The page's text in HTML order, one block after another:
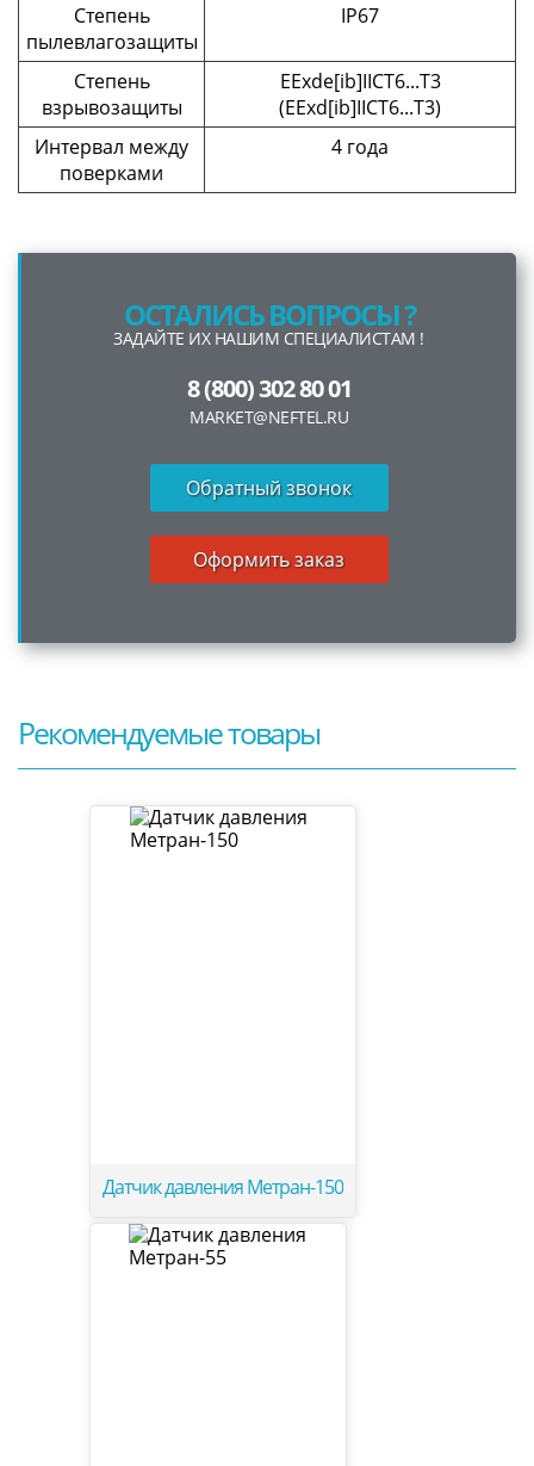
Степень
пылевлагозащиты
IP67
Степень
взрывозащиты
EExde[ib]IICT6...T3
(EExd[ib]IICT6...T3)
Интервал между
поверками
4 года
ОСТАЛИСЬ ВОПРОСЫ ?
ЗАДАЙТЕ ИХ НАШИМ СПЕЦИАЛИСТАМ !
8 (800) 302 80 01
MARKET@NEFTEL.RU
Обратный звонок
Оформить заказ
Рекомендуемые товары
Датчик давления Метран-150